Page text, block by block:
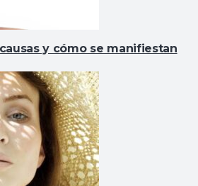
y cómo se manifiestan